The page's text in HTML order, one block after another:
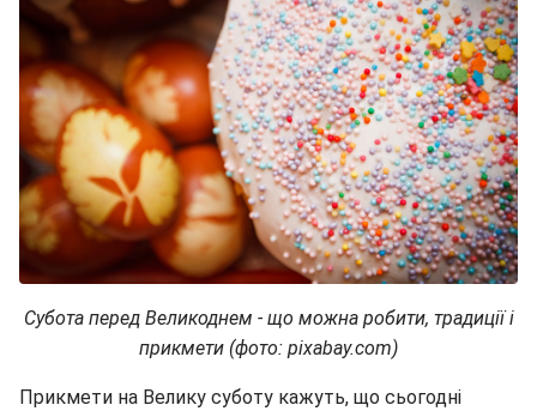
Субота перед Великоднем - що можна робити, традиції і
прикмети (фото: pixabay.com)
Прикмети на Велику суботу кажуть, що сьогодні